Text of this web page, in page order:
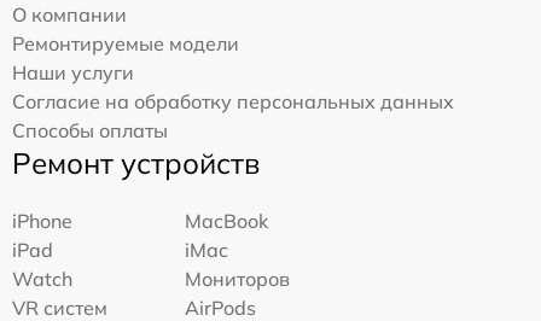
О компании
Ремонтируемые модели
Наши услуги
Согласие на обработку персональных данных
Способы оплаты
Ремонт устройств
iPhone
MacBook
iPad
iMac
Watch
Мониторов
VR систем
AirPods